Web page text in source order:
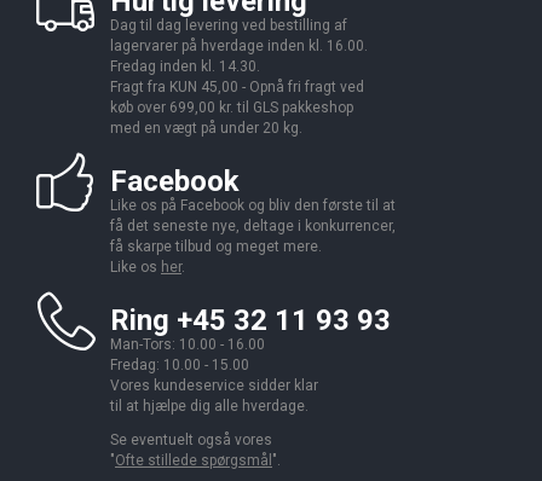
Dag til dag levering ved bestilling af
lagervarer på hverdage inden kl. 16.00.
Fredag inden kl. 14.30.
Fragt fra KUN 45,00 - Opnå fri fragt ved
køb over 699,00 kr. til GLS pakkeshop
med en vægt på under 20 kg.
Facebook
Like os på Facebook og bliv den første til at
få det seneste nye, deltage i konkurrencer,
få skarpe tilbud og meget mere.
Like os her.
Ring +45 32 11 93 93
Man-Tors: 10.00 - 16.00
Fredag: 10.00 - 15.00
Vores kundeservice sidder klar
til at hjælpe dig alle hverdage.
Se eventuelt også vores
"Ofte stillede spørgsmål ".